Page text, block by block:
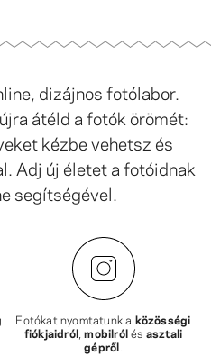
dizájnos fotólabor.
átéld a fotók örömét:
kézbe vehetsz és
Adj új életet a fotóidnak
segítségével.
Fotókat nyomtatunk a közösségi
fiókjaidról,mobilrólés asztali
gépről